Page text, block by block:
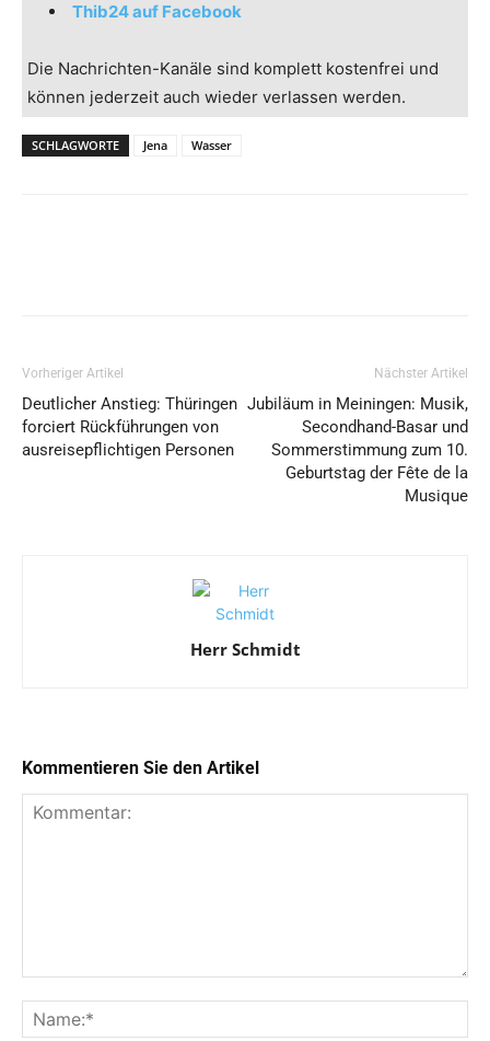
Thib24 auf Facebook
Die Nachrichten-Kanäle sind komplett kostenfrei und
können jederzeit auch wieder verlassen werden.
SCHLAGWORTE Jena Wasser
Vorheriger Artikel
Deutlicher Anstieg: Thüringen
forciert Rückführungen von
ausreisepflichtigen Personen
Nächster Artikel
Jubiläum in Meiningen: Musik,
Secondhand-Basar und
Sommerstimmung zum 10.
Geburtstag der Fête de la
Musique
Herr Schmidt
Kommentieren Sie den Artikel